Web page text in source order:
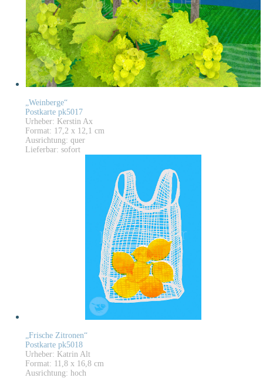
„Weinberge“
Postkarte pk5017
Urheber: Kerstin Ax
Format: 17,2 x 12,1 cm
Ausrichtung: quer
Lieferbar: sofort
„Frische Zitronen“
Postkarte pk5018
Urheber: Katrin Alt
Format: 11,8 x 16,8 cm
Ausrichtung: hoch